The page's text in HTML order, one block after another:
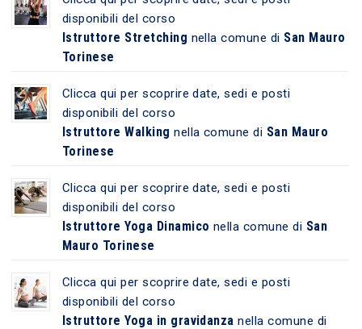
disponibili del corso
Istruttore Stretching nella comune di San Mauro
Torinese
Clicca qui per scoprire date, sedi e posti
disponibili del corso
Istruttore Walking nella comune di San Mauro
Torinese
Clicca qui per scoprire date, sedi e posti
disponibili del corso
Istruttore Yoga Dinamico nella comune di San
Mauro Torinese
Clicca qui per scoprire date, sedi e posti
disponibili del corso
Istruttore Yoga in gravidanza nella comune di